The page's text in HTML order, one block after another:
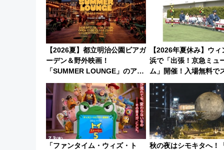
【2026夏】都立明治公園ビアガ
ーデン＆野外映画！
「SUMMER LOUNGE」のアク
セスと上映スケジュール 夜風と
ビール、映画を満喫！
【2026年夏休み】ウ
浜で「出張！京急ミュ
ム」開催！入場無料で
ラリーや子ども制服撮
「ファンタイム・ウィズ・ト
秋の夜はシモキタへ！